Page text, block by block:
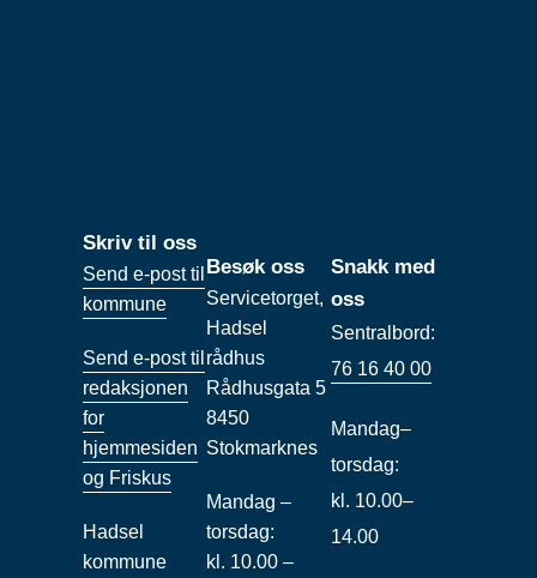
Skriv til oss
Send e-post til
kommune
Send e-post til
redaksjonen
for
hjemmesiden
og Friskus
Hadsel
kommune
Besøk oss
Servicetorget,
Hadsel
rådhus
Rådhusgata 5
8450
Stokmarknes
Mandag –
torsdag:
kl. 10.00 –
Snakk med
oss
Sentralbord:
76 16 40 00
Mandag–
torsdag:
kl. 10.00–
14.00